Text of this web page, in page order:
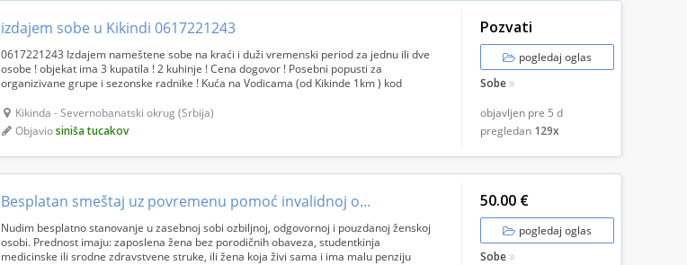
izdajem sobe u Kikindi 0617221243
0617221243 Izdajem nameštene sobe na kraći i duži vremenski period za jednu ili dve
osobe ! objekat ima 3 kupatila ! 2 kuhinje ! Cena dogovor ! Posebni popusti za
organizivane grupe i sezonske radnike ! Kuća na Vodicama (od Kikinde 1km ) kod
Kikinda - Severnobanatski okrug (Srbija)
Objaviosiniša tucakov
Pozvati
pogledaj oglas
Sobe
objavljen pre 5 d
pregledan 129x
Besplatan smeštaj uz povremenu pomoć invalidnoj osobi
Nudim besplatno stanovanje u zasebnoj sobi ozbiljnoj, odgovornoj i pouzdanoj ženskoj
osobi. Prednost imaju: zaposlena žena bez porodičnih obaveza, studentkinja
medicinske ili srodne zdravstvene struke, ili žena koja živi sama i ima malu penziju
50.00 €
pogledaj oglas
Sobe